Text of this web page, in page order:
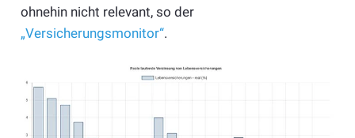
ohnehin nicht relevant, so der
„Versicherungsmonitor“.